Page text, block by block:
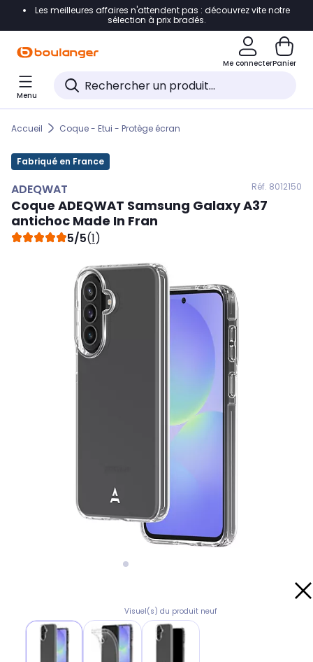
Accéder directement à la navigation
Accéder directement au pied de page
Accéder directement au chatbot
Les meilleures affaires n'attendent pas : découvrez vite notre
sélection à prix bradés.
Me connecterPanier
Menu
Accueil Coque - Etui - Protège écran
Fabriqué en France
ADEQWAT Réf. 8012150
Coque ADEQWAT Samsung Galaxy A37
antichoc Made In Fran
5/5(1)
Visuel(s) du produit neuf